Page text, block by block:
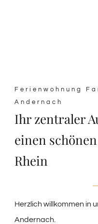
Ferienwohnung
Andernach
Ihr zentraler
einen
Rhein
Herzlich willkommen in
Andernach.